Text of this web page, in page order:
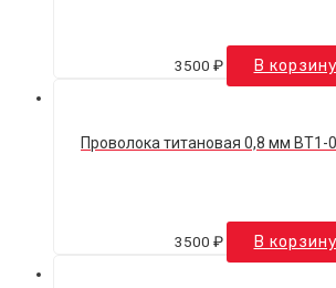
3500 ₽ В корзину
Проволока титановая 0,8 мм ВТ1-
3500 ₽ В корзину